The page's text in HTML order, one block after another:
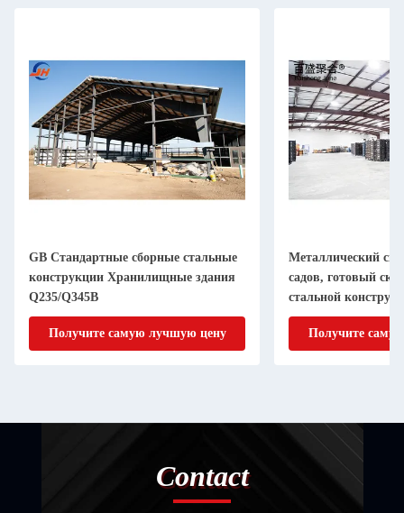
GB Стандартные сборные стальные
конструкции Хранилищные здания
Q235/Q345B
Получите самую лучшую цену
Металлический
садов, готовый
стальной
Получите
Contact